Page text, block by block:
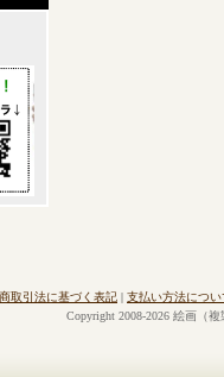
取引法に基づく表記 | 支払い方法につい
Copyright 2008-2026 絵画（